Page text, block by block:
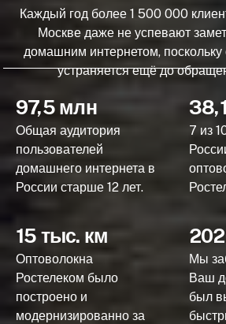
Каждый год более 1 500 000
Москве даже не успевают
домашним интернетом,
устраняется ещё до
97,5 млн
Общая аудитория
пользователей
домашнего интернета в
России старше 12 лет.
7 из
15 тыс. км
Оптоволокна
Ростелеком было
построено и
модернизированно за
Мы
Ваш
был